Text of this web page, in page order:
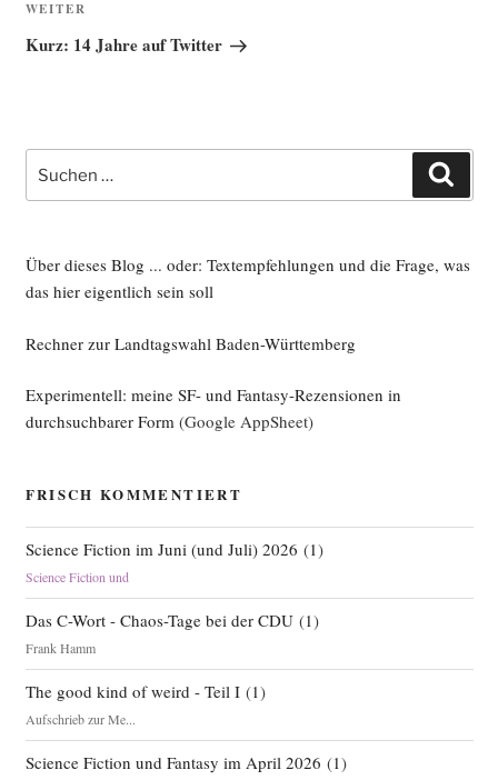
Nächster
Beitrag
WEITER
Kurz: 14 Jahre auf Twitter
nach:
Über dieses Blog ... oder: Textempfehlungen und die Frage, was
das hier eigentlich sein soll
Rechner zur Landtagswahl Baden-Württemberg
Experimentell: meine SF- und Fantasy-Rezensionen in
durchsuchbarer Form(Google AppSheet)
FRISCH KOMMENTIERT
Science Fiction im Juni (und Juli) 2026 (1)
Science Fiction und
Das C-Wort - Chaos-Tage bei der CDU(1)
Frank Hamm
The good kind of weird - Teil I(1)
Aufschrieb zur Me...
Science Fiction und Fantasy im April 2026 (1)